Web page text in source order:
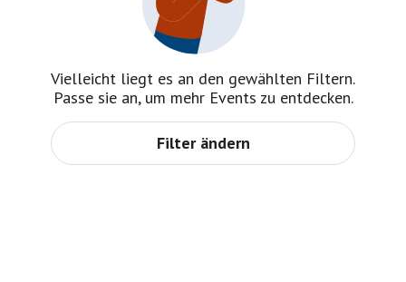
Vielleicht liegt es an den gewählten Filtern.
Passe sie an, um mehr Events zu entdecken.
Filter ändern